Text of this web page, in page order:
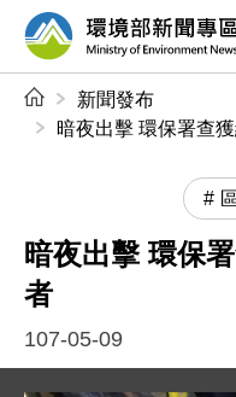
前往中央內容區塊
環境部新
新聞發布
暗夜出擊 環保署查
暗夜出擊 環保
者
107-05-09